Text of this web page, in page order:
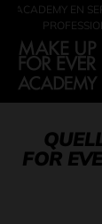
DEVENEZ
2027 !
FOR